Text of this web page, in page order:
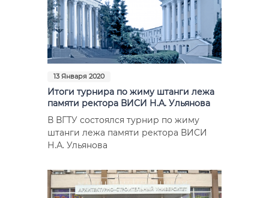
13 Января 2020
Итоги турнира по жиму штанги лежа
памяти ректора ВИСИ Н.А. Ульянова
В ВГТУ состоялся турнир по жиму
штанги лежа памяти ректора ВИСИ
Н.А. Ульянова